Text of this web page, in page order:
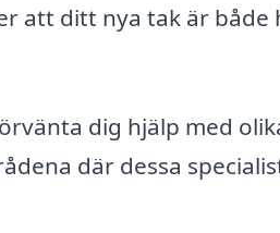
att ditt nya tak är både
dig hjälp med
där dessa